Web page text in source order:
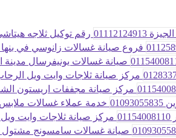
رقم توكيل ثلاجه هيتاشى
فروع صيانة غسالات زانوسي في بنها 01125892599
صيانة غسالات يونيفرسال مدينة السادات
مركز صيانة ثلاجات وايت ويل الرحاب
مركز صيانة مجففات اريستون الشروق
خدمة عملاء غسالات ملابس شارب
مركز صيانة ثلاجات وايت ويل فرع
صيانة غسالات سامسونج مشتول السوق